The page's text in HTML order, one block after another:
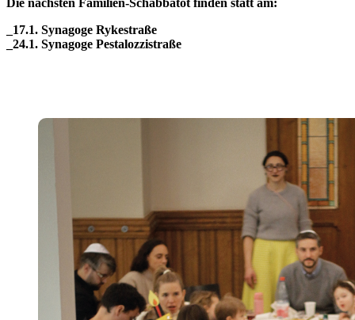
_17.1. Synagoge Rykestraße
_24.1. Synagoge Pestalozzistraße